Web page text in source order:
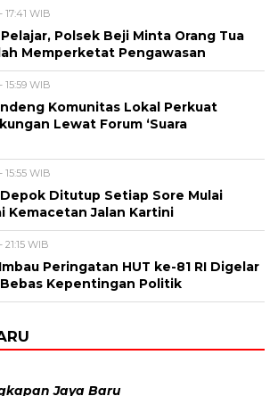
17:41 WIB
Polsek Beji Minta Orang Tua
Memperketat Pengawasan
15:59 WIB
Komunitas Lokal Perkuat
Lewat Forum ‘Suara
15:55 WIB
Ditutup Setiap Sore Mulai
Kemacetan Jalan Kartini
WIB
Peringatan HUT ke-81 RI Digelar
Kepentingan Politik
Jaya Baru